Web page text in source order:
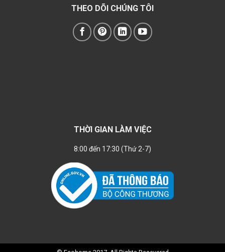
THEO DÕI CHÚNG TÔI
THỜI GIAN LÀM VIỆC
8:00 đến 17:30 (Thứ 2-7)